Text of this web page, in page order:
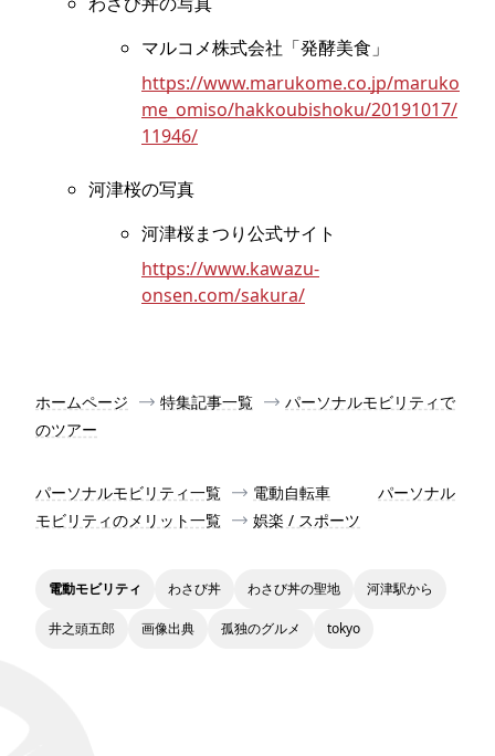
マルコメ株式会社「発酵美食」
https://www.marukome.co.jp/maruko
me_omiso/hakkoubishoku/20191017/
11946/
河津桜の写真
河津桜まつり公式サイト
https://www.kawazu-
onsen.com/sakura/
ホームページ 特集記事一覧
パーソナルモビリティで
のツアー
パーソナルモビリティ一覧 電動自転車
パーソナル
モビリティのメリット一覧
娯楽 / スポーツ
電動モビリティ わさび丼 わさび丼の聖地 河津駅から
井之頭五郎 画像出典 孤独のグルメ tokyo